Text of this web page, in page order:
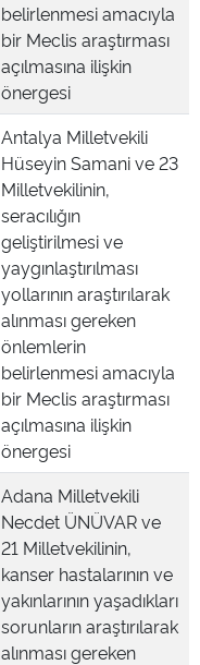
belirlenmesi amacıyla
bir Meclis araştırması
açılmasına ilişkin
önergesi
Antalya Milletvekili
Hüseyin Samani ve 23
Milletvekilinin,
seracılığın
geliştirilmesi ve
yaygınlaştırılması
yollarının araştırılarak
alınması gereken
önlemlerin
belirlenmesi amacıyla
bir Meclis araştırması
açılmasına ilişkin
önergesi
Adana Milletvekili
Necdet ÜNÜVAR ve
21 Milletvekilinin,
kanser hastalarının ve
yakınlarının yaşadıkları
sorunların araştırılarak
alınması gereken